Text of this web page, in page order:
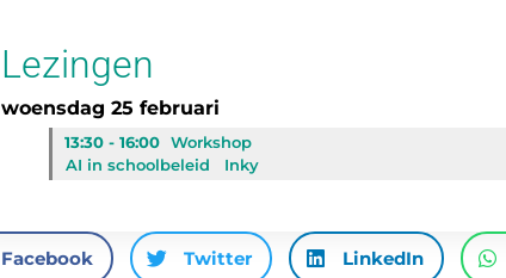
Lezingen
woensdag 25 februari
13:30 - 16:00 Workshop
AI in schoolbeleid
Inky
Facebook Twitter LinkedIn